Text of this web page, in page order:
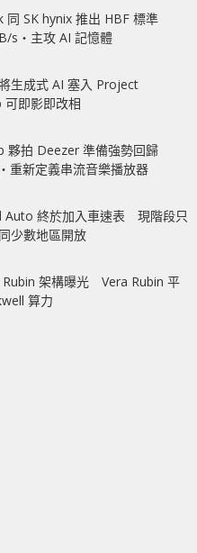
同 SK hynix 推出 HBF 標準
s‧主攻 AI 記憶體
生成式 AI 塞入 Project
即影即改相
夥拍 Deezer 準備強勢回歸
重新定義串流音樂播放器
Auto 終於加入車速表 現階段只
少數地區開放
Rubin 架構曝光 Vera Rubin 平
算力